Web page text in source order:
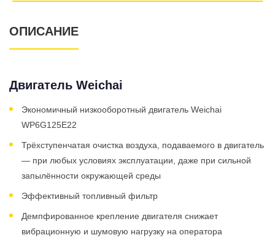
ОПИСАНИЕ
Двигатель Weichai
Экономичный низкооборотный двигатель Weichai
WP6G125E22
Трёхступенчатая очистка воздуха, подаваемого в двигатель
— при любых условиях эксплуатации, даже при сильной
запылённости окружающей среды
Эффективный топливный фильтр
Демпфированное крепление двигателя снижает
вибрационную и шумовую нагрузку на оператора